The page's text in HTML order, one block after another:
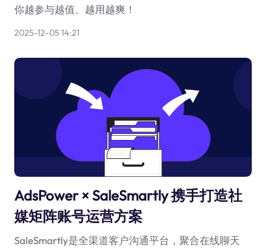
你越参与越值、越用越爽！
2025-12-05 14:21
AdsPower × SaleSmartly 携手打造社
媒矩阵账号运营方案
SaleSmartly是全渠道客户沟通平台，聚合在线聊天